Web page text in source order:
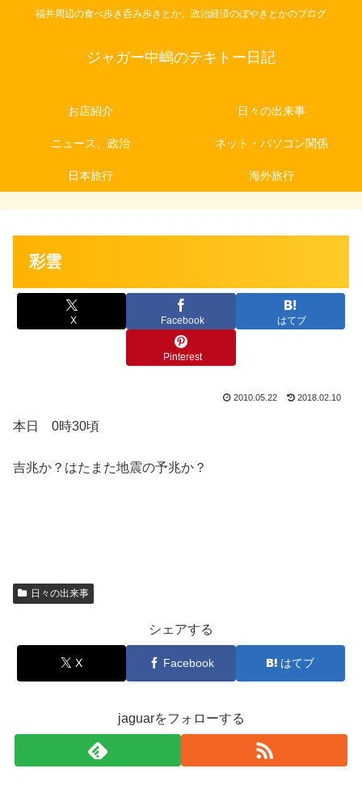
福井周辺の食べ歩き呑み歩きとか、政治経済のぼやきとかのブログ
ジャガー中嶋のテキトー日記
お店紹介 日々の出来事
ニュース、政治 ネット・パソコン関係
日本旅行 海外旅行
彩雲
X Facebook はてブ
Pinterest
2010.05.22 2018.02.10
本日 0時30頃
吉兆か？はたまた地震の予兆か？
日々の出来事
シェアする
X Facebook はてブ
jaguarをフォローする